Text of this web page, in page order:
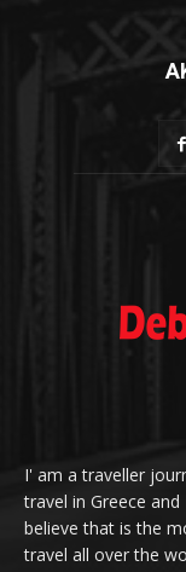
I' am a traveller
travel in Greece
believe that is the
travel all over the